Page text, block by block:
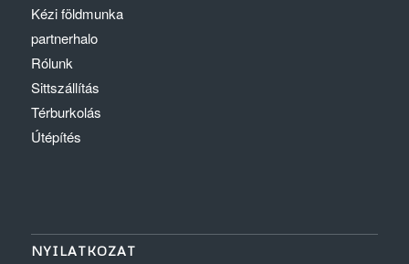
Kézi földmunka
partnerhalo
Rólunk
Sittszállítás
Térburkolás
Útépítés
NYILATKOZAT